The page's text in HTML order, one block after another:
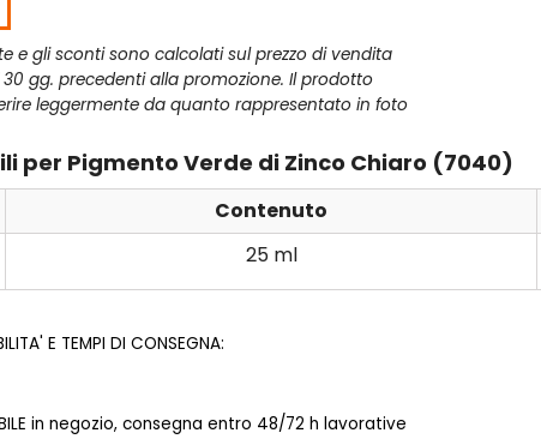
e gli sconti sono calcolati sul prezzo di vendita
gg. precedenti alla promozione. Il prodotto
leggermente da quanto rappresentato in foto
per Pigmento Verde di Zinco Chiaro (7040)
Contenuto
25 ml
E TEMPI DI CONSEGNA:
in negozio, consegna entro 48/72 h lavorative